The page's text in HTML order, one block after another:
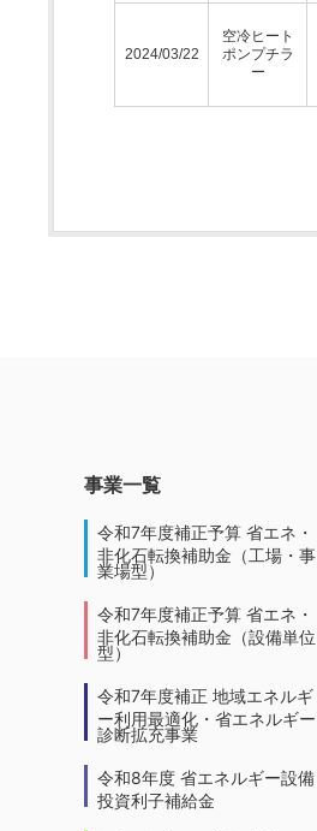
2024/03/22
空冷ヒート
ポンプチラ
ー
事業一覧
令和7年度補正予算 省エネ・
非化石転換補助金（工場・事
業場型）
令和7年度補正予算 省エネ・
非化石転換補助金（設備単位
型）
令和7年度補正 地域エネルギ
ー利用最適化・省エネルギー
診断拡充事業
令和8年度 省エネルギー設備
投資利子補給金